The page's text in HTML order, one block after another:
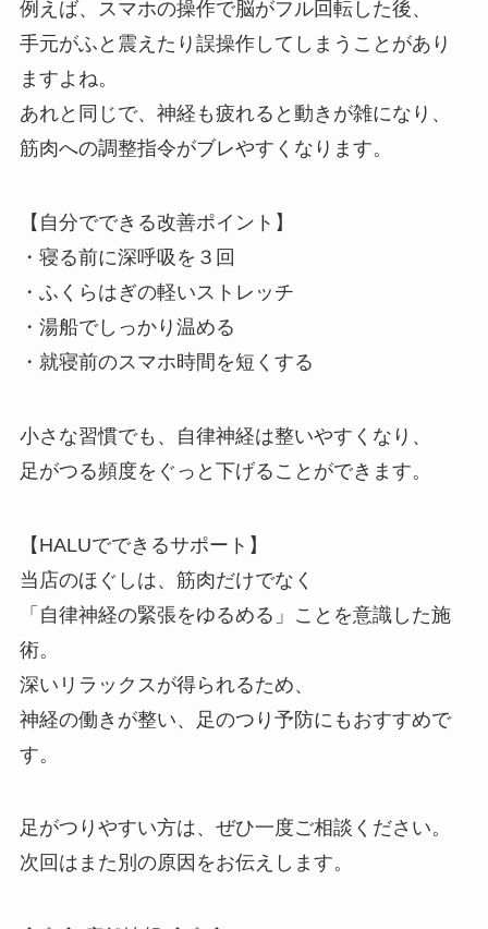
例えば、スマホの操作で脳がフル回転した後、
手元がふと震えたり誤操作してしまうことがあり
ますよね。
あれと同じで、神経も疲れると動きが雑になり、
筋肉への調整指令がブレやすくなります。
【自分でできる改善ポイント】
・寝る前に深呼吸を３回
・ふくらはぎの軽いストレッチ
・湯船でしっかり温める
・就寝前のスマホ時間を短くする
小さな習慣でも、自律神経は整いやすくなり、
足がつる頻度をぐっと下げることができます。
【HALUでできるサポート】
当店のほぐしは、筋肉だけでなく
「自律神経の緊張をゆるめる」ことを意識した施
術。
深いリラックスが得られるため、
神経の働きが整い、足のつり予防にもおすすめで
す。
足がつりやすい方は、ぜひ一度ご相談ください。
次回はまた別の原因をお伝えします。